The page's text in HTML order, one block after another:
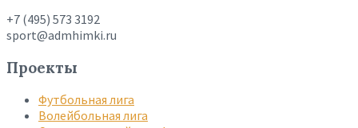
+7 (495) 573 3192
sport@admhimki.ru
Проекты
Футбольная лига
Волейбольная лига